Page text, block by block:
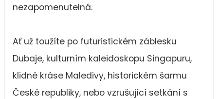
nezapomenutelná.
Ať už toužíte po futuristickém záblesku
Dubaje, kulturním kaleidoskopu Singapuru,
klidné kráse Maledivy, historickém šarmu
České republiky, nebo vzrušující setkání s